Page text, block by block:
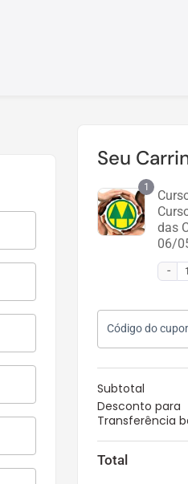
Seu
1
das
06/
Código do
Subtotal
Desconto para
Transferência
Total